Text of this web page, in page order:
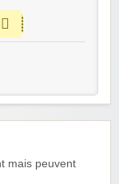
mais peuvent